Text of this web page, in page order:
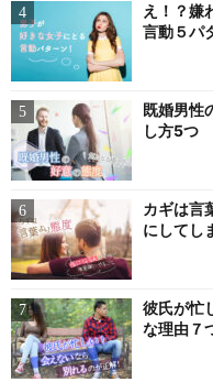
え！？嫌
言動５パ
既婚男性
し方5つ
カギは言
にしてし
彼氏が忙
な理由７